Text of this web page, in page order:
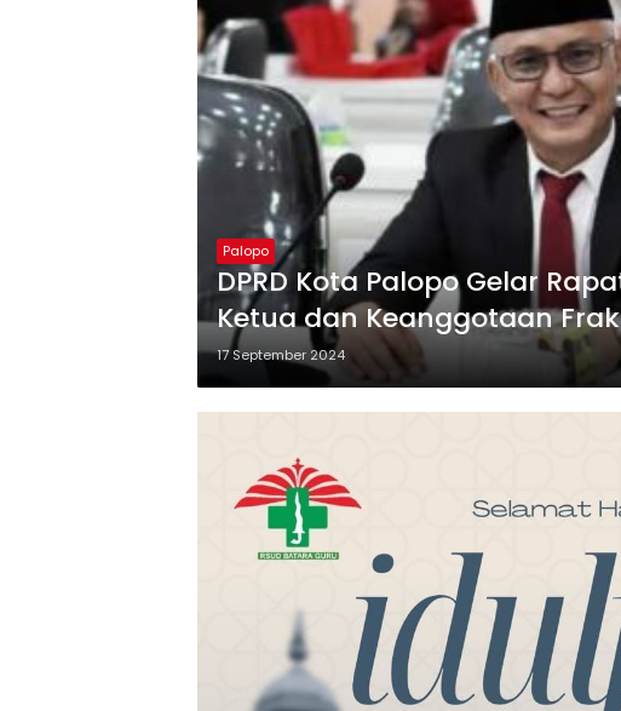
Palopo
DPRD Kota Palopo Gelar
Ketua dan Keanggotaan
17 September 2024